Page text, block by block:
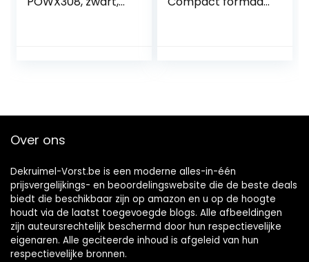
Over ons
Dekruimel-Vorst.be is een moderne alles-in-één
prijsvergelijkings- en beoordelingswebsite die de beste deals
biedt die beschikbaar zijn op amazon en u op de hoogte
houdt via de laatst toegevoegde blogs. Alle afbeeldingen
zijn auteursrechtelijk beschermd door hun respectievelijke
eigenaren. Alle geciteerde inhoud is afgeleid van hun
respectievelijke bronnen.